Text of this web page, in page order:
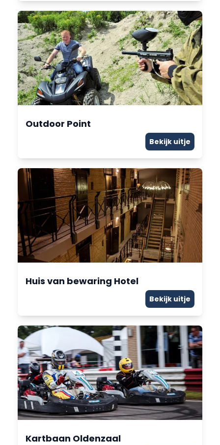
Outdoor Point
Bekijk uitje
Huis van bewaring Hotel
Bekijk uitje
Kartbaan Oldenzaal